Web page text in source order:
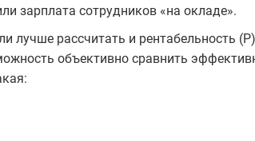
зарплата сотрудников «на окладе».
лучше рассчитать и рентабельность
объективно сравнить